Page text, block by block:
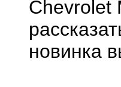
Chevrolet
новинка